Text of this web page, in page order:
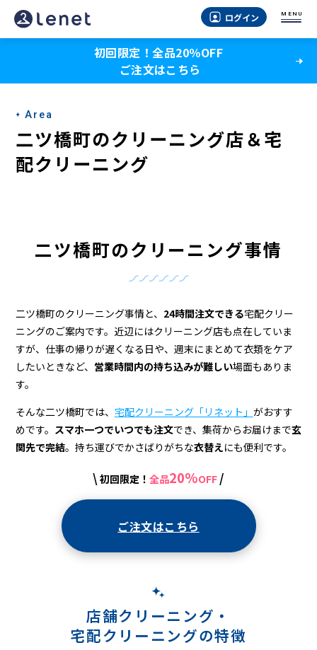
二
ツ
町
の
ク
リ
＆
宅
配
ク
リ
ー
ログイン MENU
初回限定！全品20％OFF
ご注文はこちら
Area
二ツ橋町のクリーニング店＆宅
配クリーニング
二ツ橋町のクリーニング事情
二ツ橋町のクリーニング事情と、 24時間注文できる宅配クリー
ニングのご案内です。近辺にはクリーニング店も点在していま
すが、仕事の帰りが遅くなる日や、週末にまとめて衣類をケア
したいときなど、 営業時間内の持ち込みが難しい場面もありま
す。
そんな二ツ橋町では、 宅配クリーニング「リネット」 がおすす
めです。 スマホ一つでいつでも注文でき、集荷からお届けまで玄
関先で完結。持ち運びでかさばりがちな衣替えにも便利です。
\ 初回限定！ 全品20%OFF /
ご注文はこちら
店舗クリーニング・
宅配クリーニングの特徴